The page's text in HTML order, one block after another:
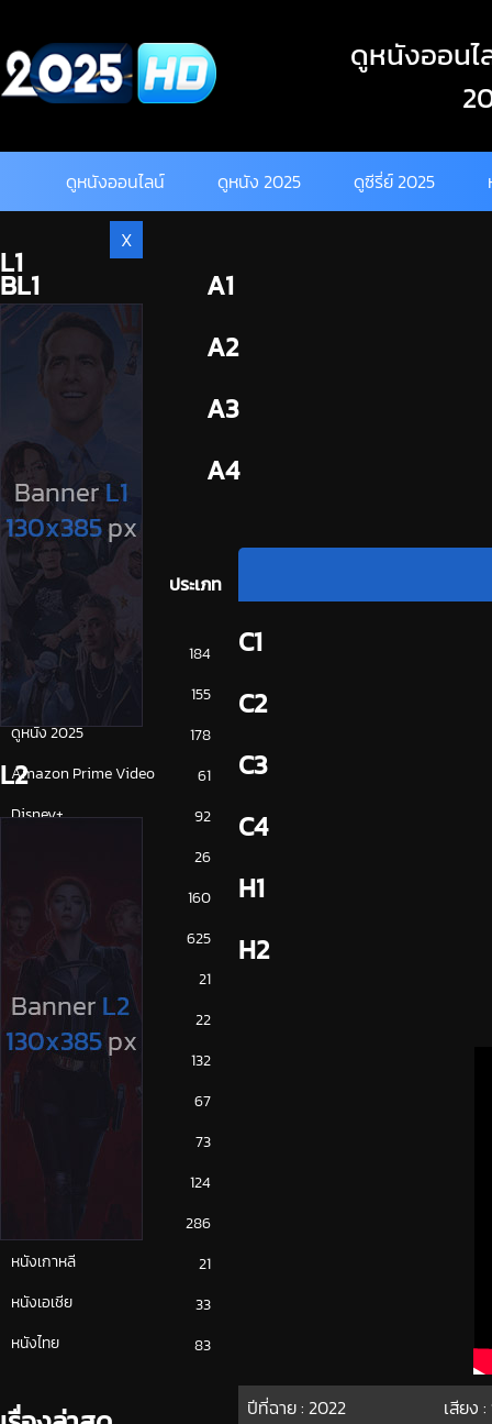
content
ดูหนังออนไ
ดูหนังออนไลน์ ดูหนัง 2025 ดูซีรี่ย์ 2025
BL1
A1
A2
A3
A4
ประเภท
การ์ตูน
184
ดูซีรี่ย์ 2025
155
ดูหนัง 2025
178
Amazon Prime Video
61
Disney+
92
26
160
NETFLIX
625
21
ซีรีย์ญี่ปุ่น
22
ซีรีย์ฝรั่ง
132
67
73
124
286
หนังเกาหลี
21
หนังเอเชีย
33
หนังไทย
83
C1
C2
C3
C4
H1
H2
ปีที่ฉาย : 2022 เสียง
X
L1
L2